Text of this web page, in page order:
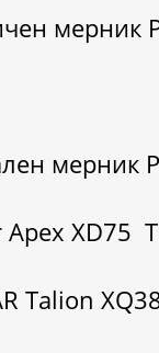
мерник
мерник
Apex XD75
Talion